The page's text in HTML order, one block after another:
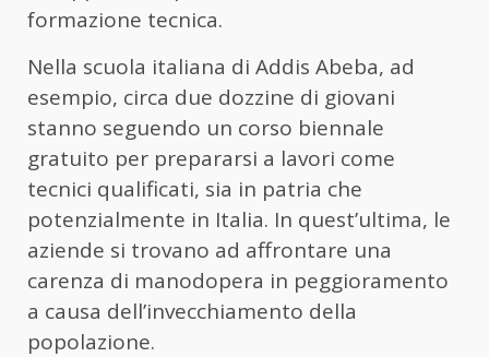
formazione tecnica.
Nella scuola italiana di Addis Abeba, ad
esempio, circa due dozzine di giovani
stanno seguendo un corso biennale
gratuito per prepararsi a lavori come
tecnici qualificati, sia in patria che
potenzialmente in Italia. In quest’ultima, le
aziende si trovano ad affrontare una
carenza di manodopera in peggioramento
a causa dell’invecchiamento della
popolazione.